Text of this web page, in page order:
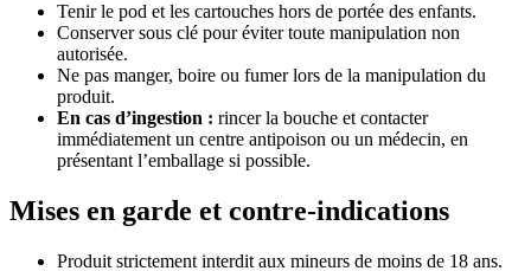
Tenir le pod et les cartouches hors de portée des enfants.
Conserver sous clé pour éviter toute manipulation non
autorisée.
Ne pas manger, boire ou fumer lors de la manipulation du
produit.
En cas d’ingestion : rincer la bouche et contacter
immédiatement un centre antipoison ou un médecin, en
présentant l’emballage si possible.
Mises en garde et contre-indications
Produit strictement interdit aux mineurs de moins de 18 ans.